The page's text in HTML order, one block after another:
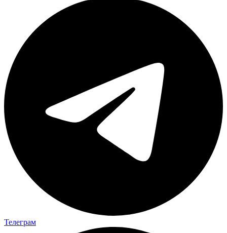
Телеграм